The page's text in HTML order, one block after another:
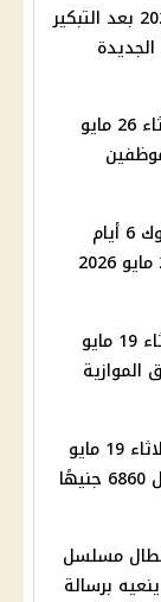
موعد صرف معاشات يونيو 2026 بعد التبكير
إجازة عيد الأضحى 2026 الثلاثاء 26 مايو
البنك المركزي يعلن إجازة البنوك 6 أيام
متواصلة بداية من الثلاثاء 26 مايو 2026
تراجع سعر الدولار اليوم الثلاثاء 19 مايو
الموازية
هبوط أسعار الذهب اليوم الثلاثاء 19 مايو
مسلسل
برسالة